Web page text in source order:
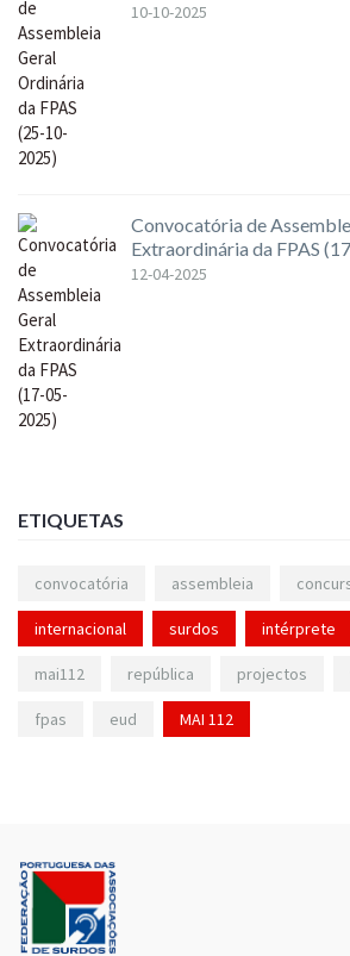
10-10-2025
Convocatória de
Extraordinária da FPAS
12-04-2025
ETIQUETAS
convocatória assembleia
internacional surdos intérprete
mai112 república projectos
fpas eud MAI 112